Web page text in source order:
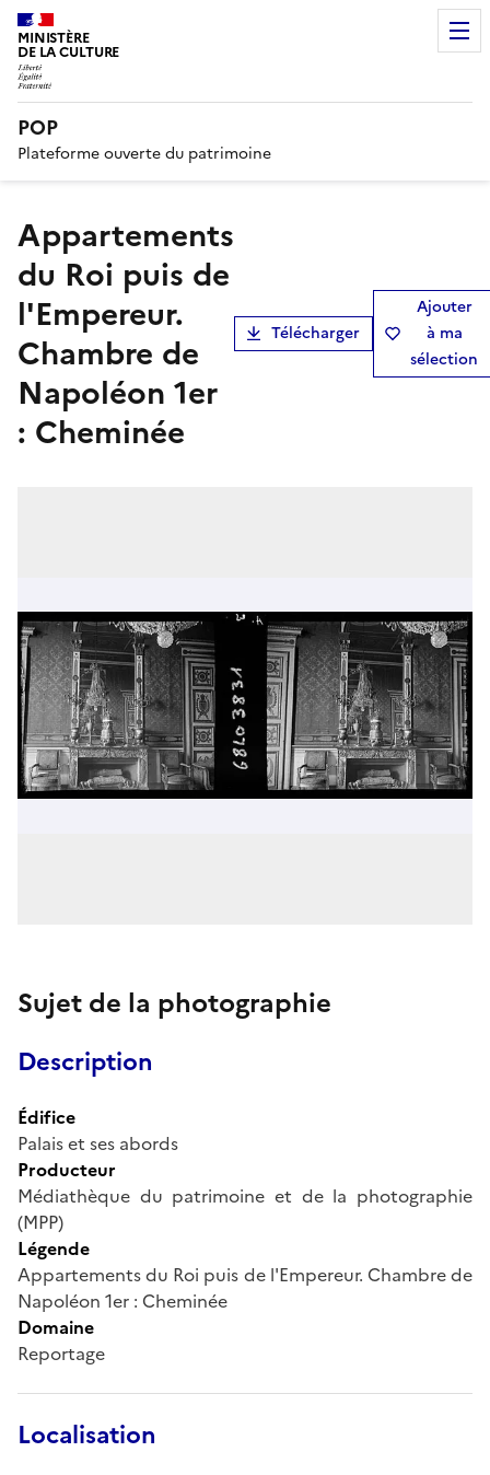
MINISTÈRE
DE LA CULTURE
POP
Plateforme ouverte du patrimoine
Appartements
du Roi puis de
l'Empereur.
Chambre de
Napoléon 1er
: Cheminée
Télécharger
Ajouter
à ma
sélection
Sujet de la photographie
Description
Édifice
Palais et ses abords
Producteur
Médiathèque du patrimoine et de la photographie
(MPP)
Légende
Appartements du Roi puis de l'Empereur. Chambre de
Napoléon 1er : Cheminée
Domaine
Reportage
Localisation